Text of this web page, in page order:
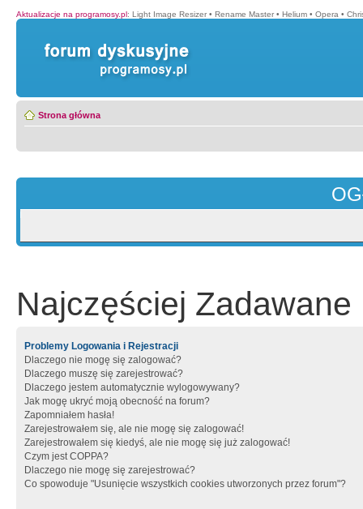
Aktualizacje na programosy.pl: Light Image Resizer • Rename Master • Helium • Opera •
Strona główna
Najczęściej Zadawane
Problemy Logowania i Rejestracji
Dlaczego nie mogę się zalogować?
Dlaczego muszę się zarejestrować?
Dlaczego jestem automatycznie wylogowywany?
Jak mogę ukryć moją obecność na forum?
Zapomniałem hasła!
Zarejestrowałem się, ale nie mogę się zalogować!
Zarejestrowałem się kiedyś, ale nie mogę się już zalogować!
Czym jest COPPA?
Dlaczego nie mogę się zarejestrować?
Co spowoduje "Usunięcie wszystkich cookies utworzonych przez forum"?